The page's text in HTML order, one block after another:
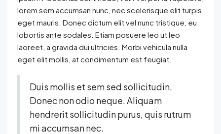
lorem sem accumsan nunc, nec scelerisque elit turpis
eget mauris. Donec dictum elit vel nunc tristique, eu
lobortis ante sodales. Etiam posuere leo ut leo
laoreet, a gravida dui ultricies. Morbi vehicula nulla
eget elit mollis, at condimentum est feugiat.
Duis mollis et sem sed sollicitudin.
Donec non odio neque. Aliquam
hendrerit sollicitudin purus, quis rutrum
mi accumsan nec.